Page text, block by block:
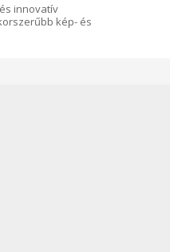
innovatív
kép- és